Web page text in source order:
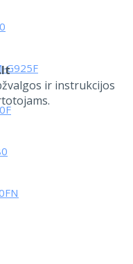
G925F
ir instrukcijos